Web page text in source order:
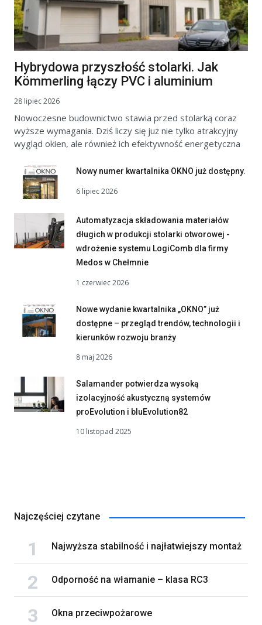
Hybrydowa przyszłość stolarki. Jak
Kömmerling łączy PVC i aluminium
28 lipiec 2026
Nowoczesne budownictwo stawia przed stolarką coraz
wyższe wymagania. Dziś liczy się już nie tylko atrakcyjny
wygląd okien, ale również ich efektywność energetyczna
Nowy numer kwartalnika OKNO już dostępny.
6 lipiec 2026
Automatyzacja składowania materiałów
długich w produkcji stolarki otworowej -
wdrożenie systemu LogiComb dla firmy
Medos w Chełmnie
1 czerwiec 2026
Nowe wydanie kwartalnika „OKNO” już
dostępne – przegląd trendów, technologii i
kierunków rozwoju branży
8 maj 2026
Salamander potwierdza wysoką
izolacyjność akustyczną systemów
proEvolution i bluEvolution82
10 listopad 2025
Najczęściej czytane
Najwyższa stabilność i najłatwiejszy montaż
Odporność na włamanie – klasa RC3
Okna przeciwpożarowe